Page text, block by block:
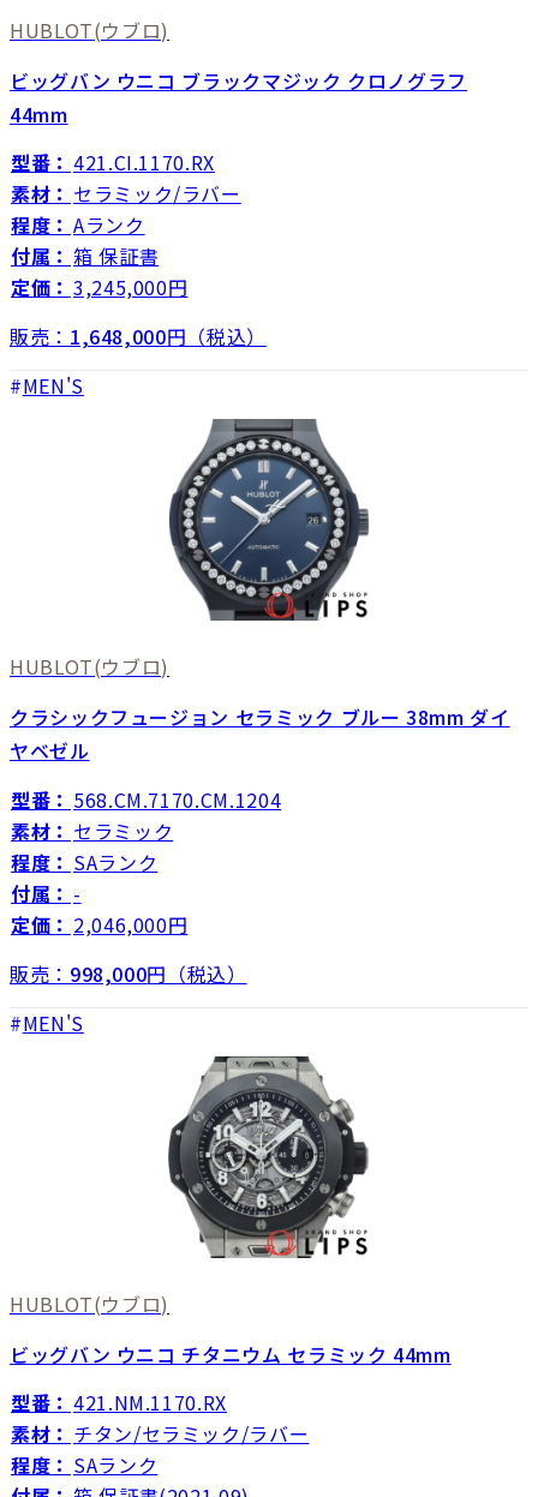
HUBLOT(ウブロ)
ビッグバン ウニコ ブラックマジック クロノグラフ
44mm
型番： 421.CI.1170.RX
素材： セラミック/ラバー
程度： Aランク
付属： 箱 保証書
定価： 3,245,000円
販売： 1,648,000円（税込）
MEN'S
HUBLOT(ウブロ)
クラシックフュージョン セラミック ブルー 38mm ダイ
ヤベゼル
型番： 568.CM.7170.CM.1204
素材： セラミック
程度： SAランク
付属： -
定価： 2,046,000円
販売： 998,000円（税込）
MEN'S
HUBLOT(ウブロ)
ビッグバン ウニコ チタニウム セラミック 44mm
型番： 421.NM.1170.RX
素材： チタン/セラミック/ラバー
程度： SAランク